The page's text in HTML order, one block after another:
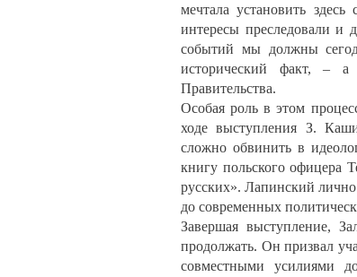
мечтала установить
интересы преследовали и
событий мы должны
исторический факт, – а
Правительства.
Особая роль в этом
ходе выступления З.
сложно обвинить в
книгу польского офицера
русских». Лапинский
до современных
Завершая выступление,
продолжать. Он призвал
совместными усилиями